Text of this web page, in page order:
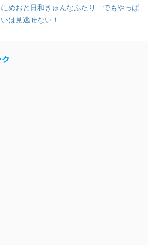
めおと日和きゅんなふたり でもやっぱ
は見逃せない！